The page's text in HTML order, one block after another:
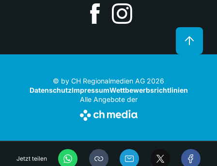
Jetzt teilen
© by CH Regionalmedien AG 2026
DatenschutzImpressumWettbewerbsrichtlinien
Alle Angebote der